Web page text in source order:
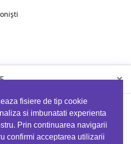
fisiere de tip cookie
si imbunatati experienta
Prin continuarea navigarii
confirmi acceptarea utilizarii
×